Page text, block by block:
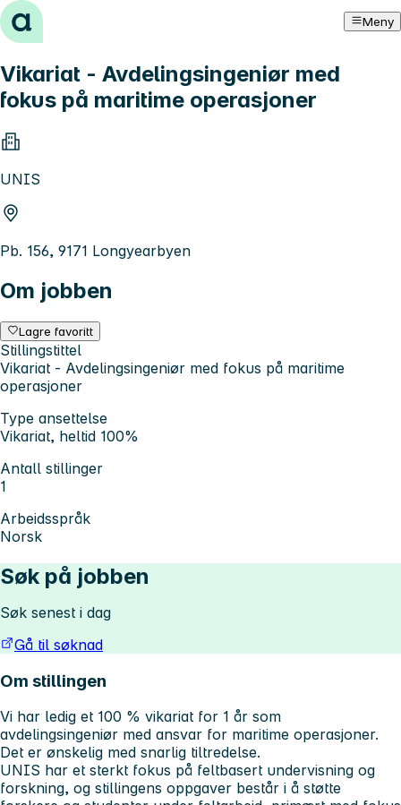
Hopp til innhold Meny
Vikariat - Avdelingsingeniør med
fokus på maritime operasjoner
UNIS
Pb. 156, 9171 Longyearbyen
Om jobben
Lagre favoritt
Stillingstittel
Vikariat - Avdelingsingeniør med fokus på maritime
operasjoner
Type ansettelse
Vikariat, heltid 100%
Antall stillinger
1
Arbeidsspråk
Norsk
Søk på jobben
Søk senest i dag
Gå til søknad
Om stillingen
Vi har ledig et 100 % vikariat for 1 år som
avdelingsingeniør med ansvar for maritime operasjoner.
Det er ønskelig med snarlig tiltredelse.
UNIS har et sterkt fokus på feltbasert undervisning og
forskning, og stillingens oppgaver består i å støtte